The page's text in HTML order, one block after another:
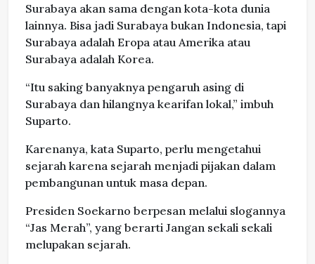
Surabaya akan sama dengan kota-kota dunia
lainnya. Bisa jadi Surabaya bukan Indonesia, tapi
Surabaya adalah Eropa atau Amerika atau
Surabaya adalah Korea.
“Itu saking banyaknya pengaruh asing di
Surabaya dan hilangnya kearifan lokal,” imbuh
Suparto.
Karenanya, kata Suparto, perlu mengetahui
sejarah karena sejarah menjadi pijakan dalam
pembangunan untuk masa depan.
Presiden Soekarno berpesan melalui slogannya
“Jas Merah”, yang berarti Jangan sekali sekali
melupakan sejarah.